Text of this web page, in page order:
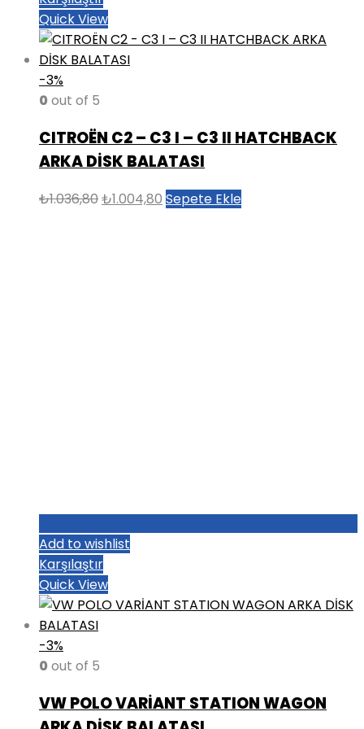
Quick View
-3%
0 out of 5
CITROËN C2 – C3 I – C3 II HATCHBACK
ARKA DİSK BALATASI
₺1.036,80Orijinal
₺1.004,80 Şu
Sepete Ekle
Add to wishlist
Karşılaştır
Quick View
-3%
0 out of 5
VW POLO VARİANT STATION WAGON